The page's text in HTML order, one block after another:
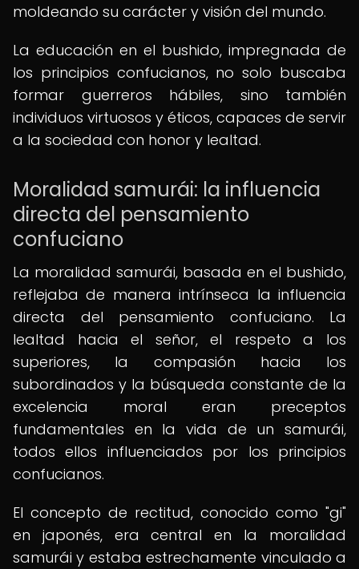
moldeando su carácter y visión del mundo.
La educación en el bushido, impregnada de
los principios confucianos, no solo buscaba
formar guerreros hábiles, sino también
individuos virtuosos y éticos, capaces de servir
a la sociedad con honor y lealtad.
Moralidad samurái: la influencia
directa del pensamiento
confuciano
La moralidad samurái, basada en el bushido,
reflejaba de manera intrínseca la influencia
directa del pensamiento confuciano. La
lealtad hacia el señor, el respeto a los
superiores, la compasión hacia los
subordinados y la búsqueda constante de la
excelencia moral eran preceptos
fundamentales en la vida de un samurái,
todos ellos influenciados por los principios
confucianos.
El concepto de rectitud, conocido como "gi"
en japonés, era central en la moralidad
samurái y estaba estrechamente vinculado a